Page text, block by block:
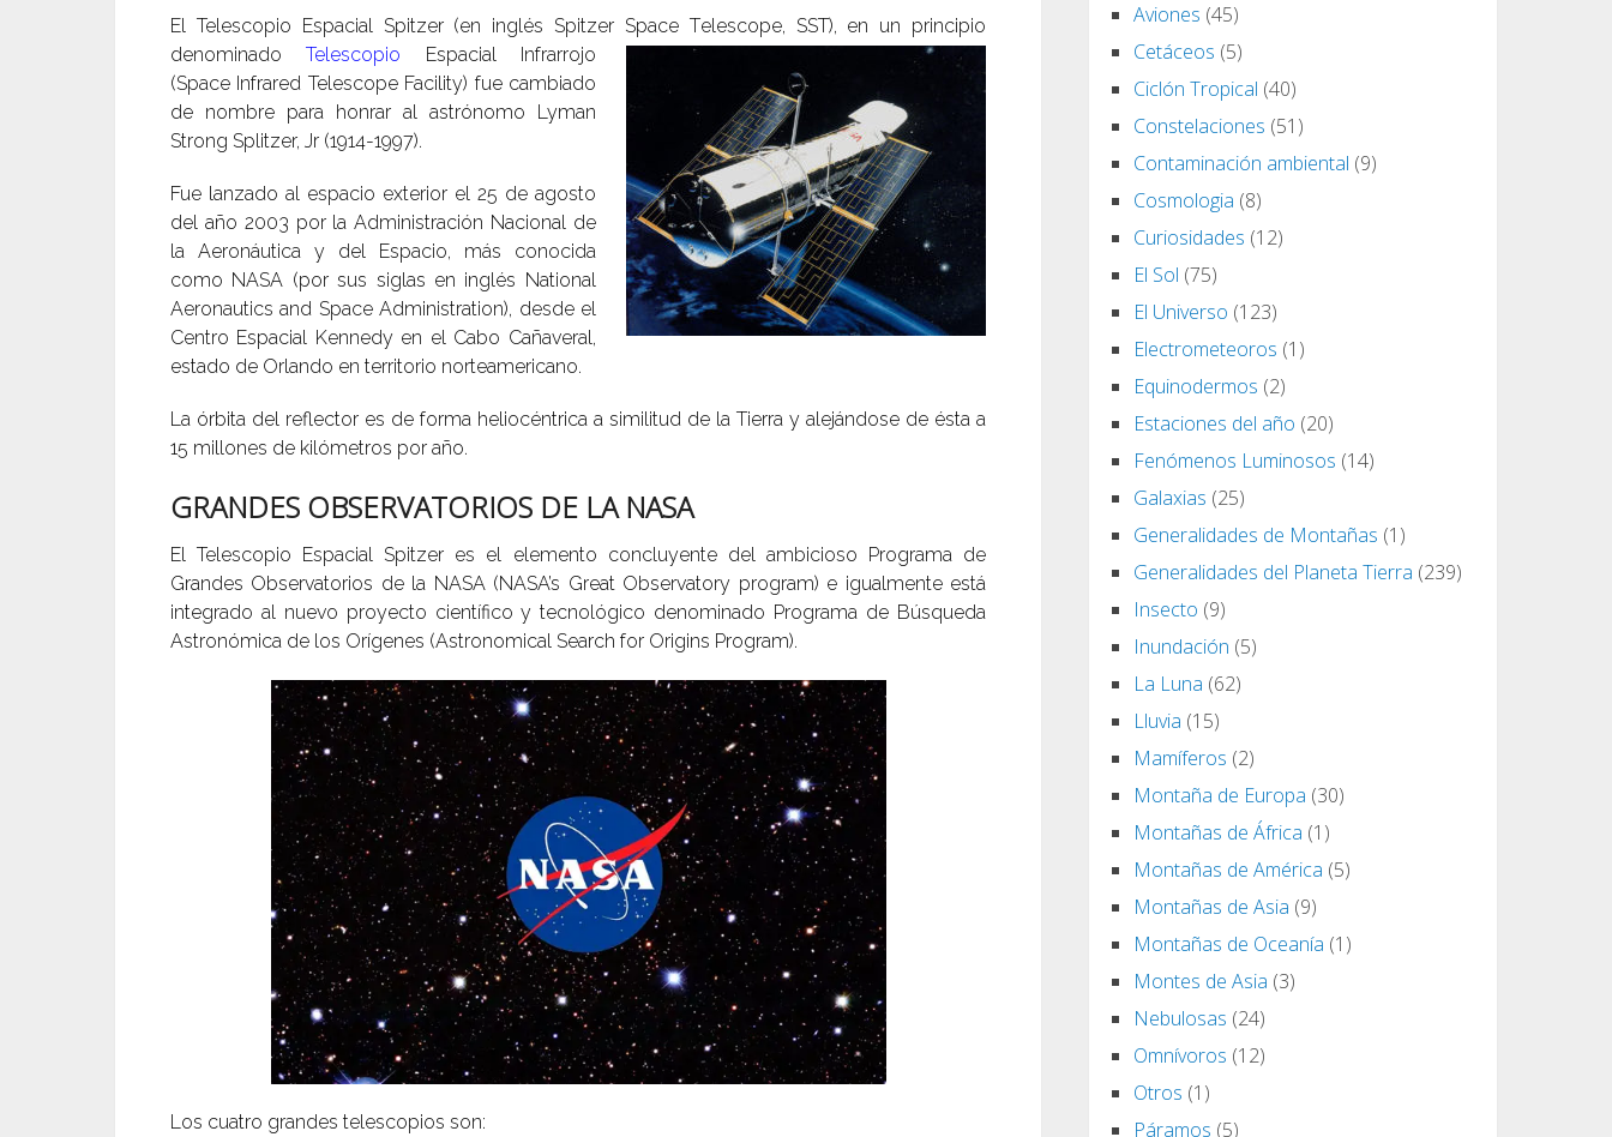
El Telescopio Espacial Spitzer (en inglés Spitzer Space Telescope, SST), en un principio
denominadoTelescopio Espacial Infrarrojo
(Space Infrared Telescope Facility) fue cambiado
de nombre para honrar al astrónomo Lyman
Strong Splitzer, Jr (1914-1997).
Fue lanzado al espacio exterior el 25 de agosto
del año 2003 por la Administración Nacional de
la Aeronáutica y del Espacio, más conocida
como NASA (por sus siglas en inglés National
Aeronautics and Space Administration), desde el
Centro Espacial Kennedy en el Cabo Cañaveral,
estado de Orlando en territorio norteamericano.
La órbita del reflector es de forma heliocéntrica a similitud de la Tierra y alejándose de ésta a
15 millones de kilómetros por año.
GRANDES OBSERVATORIOS DE LA NASA
El Telescopio Espacial Spitzer es el elemento concluyente del ambicioso Programa de
Grandes Observatorios de la NASA (NASA’s Great Observatory program) e igualmente está
integrado al nuevo proyecto científico y tecnológico denominado Programa de Búsqueda
Astronómica de los Orígenes (Astronomical Search for Origins Program).
Los cuatro grandes telescopios son:
Aviones (45)
Cetáceos (5)
Ciclón Tropical (40)
Constelaciones (51)
Contaminación ambiental (9)
Cosmologia (8)
Curiosidades (12)
El Sol (75)
El Universo (123)
Electrometeoros (1)
Equinodermos (2)
Estaciones del año (20)
Fenómenos Luminosos (14)
Galaxias (25)
Generalidades de Montañas (1)
Generalidades del Planeta Tierra (239)
Insecto (9)
Inundación (5)
La Luna (62)
Lluvia (15)
Mamíferos (2)
Montaña de Europa (30)
Montañas de África (1)
Montañas de América (5)
Montañas de Asia (9)
Montañas de Oceanía (1)
Montes de Asia (3)
Nebulosas (24)
Omnívoros (12)
Otros (1)
Páramos (5)